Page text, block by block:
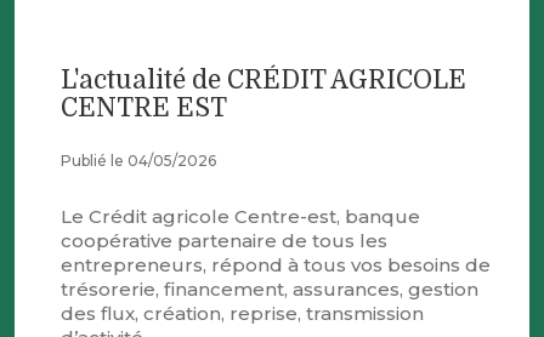
L'actualité de CRÉDIT AGRICOLE
CENTRE EST
Publié le 04/05/2026
Le Crédit agricole Centre-est, banque
coopérative partenaire de tous les
entrepreneurs, répond à tous vos besoins de
trésorerie, financement, assurances, gestion
des flux, création, reprise, transmission